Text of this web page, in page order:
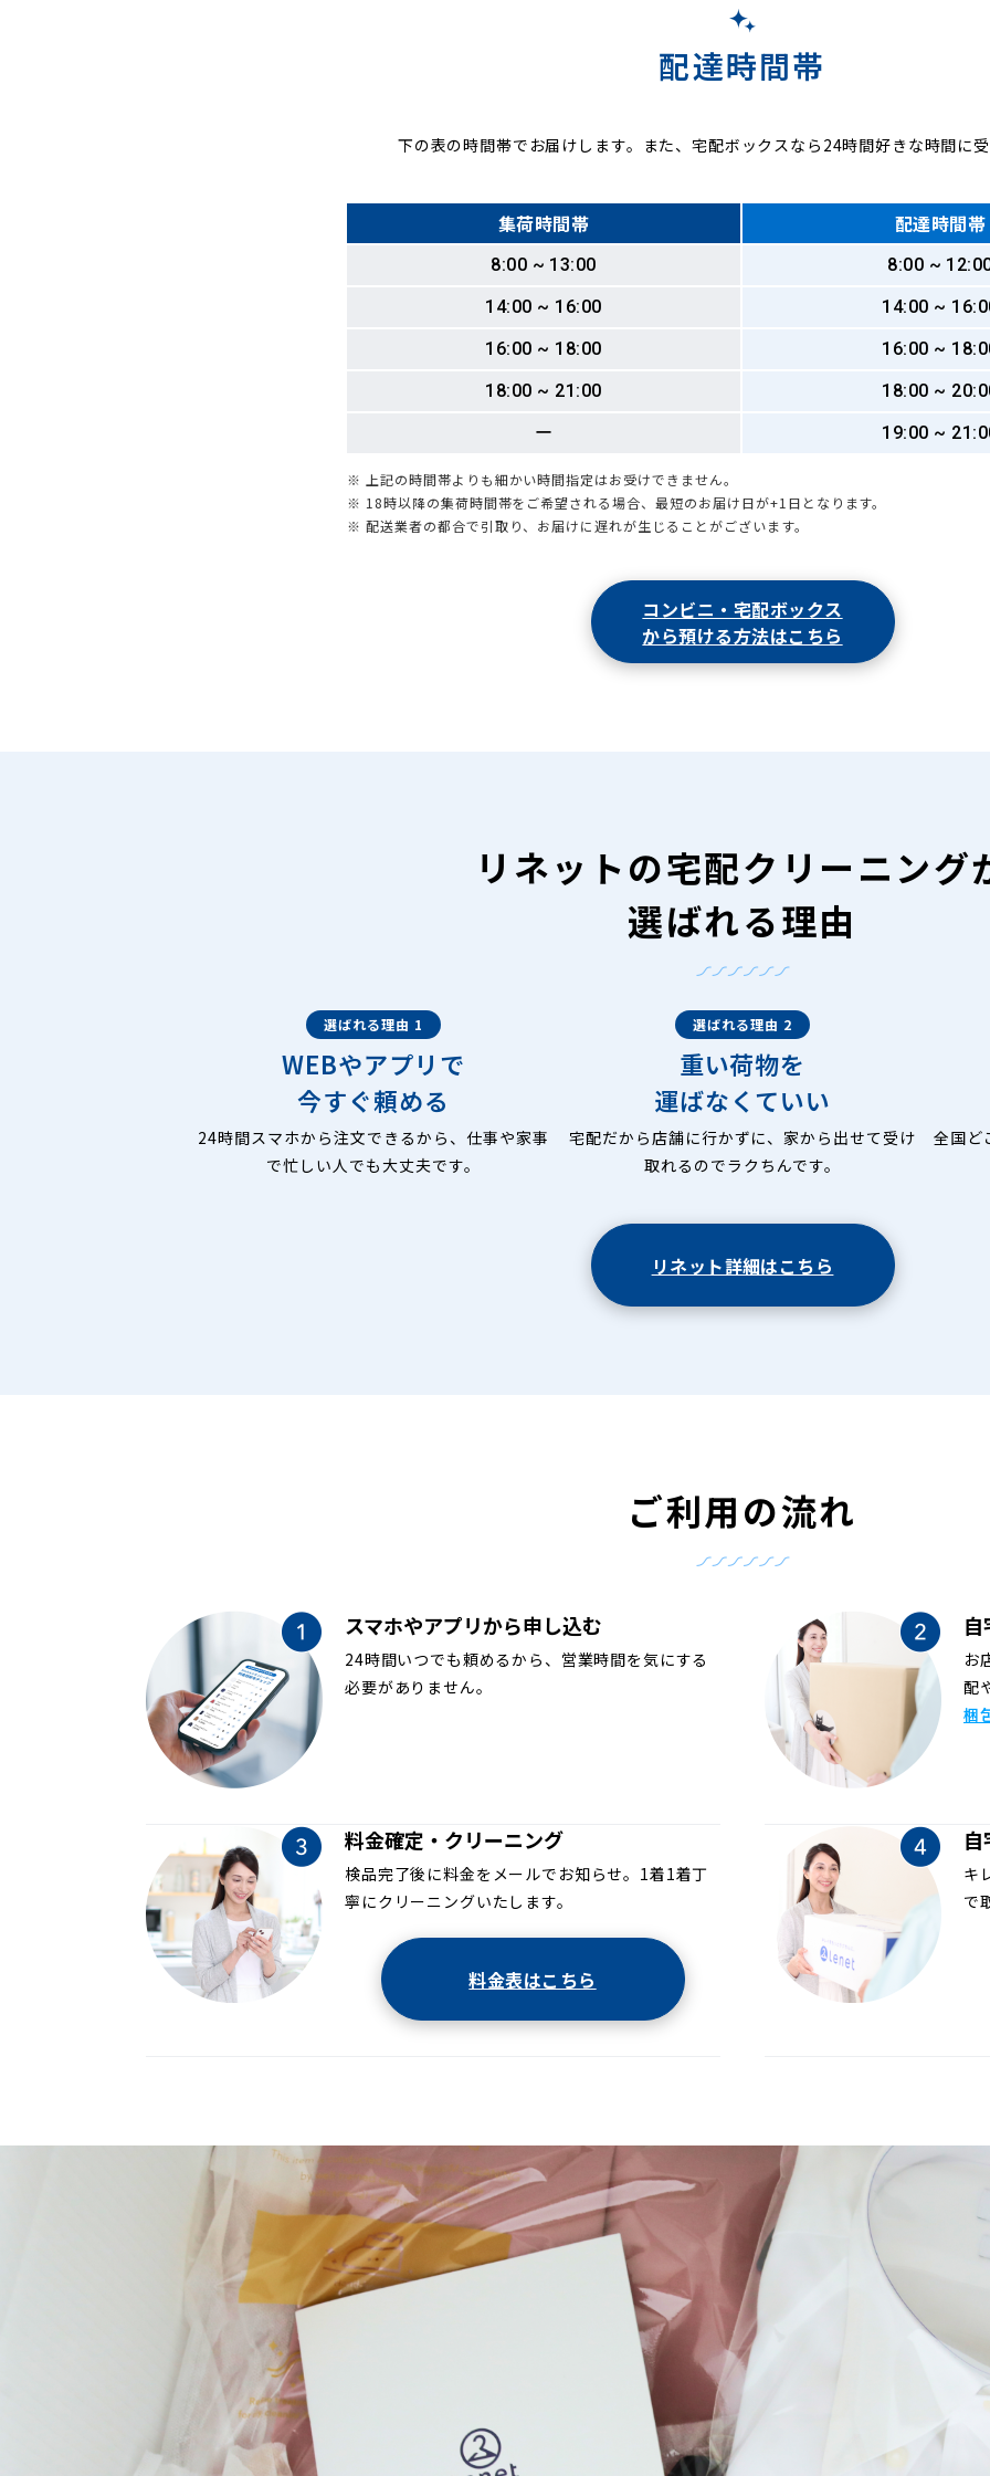
配達時間帯
下の表の時間帯でお届けします。また、宅配ボックスなら24時間好きな時間に
集荷時間帯 配達時間帯
8:00 ~ 13:00
8:00 ~
14:00 ~ 16:00
14:00 ~
16:00 ~ 18:00
16:00 ~
18:00 ~ 21:00
18:00 ~
ー
19:00 ~
※ 上記の時間帯よりも細かい時間指定はお受けできません。
※ 18時以降の集荷時間帯をご希望される場合、最短のお届け日が+1日となります。
※ 配送業者の都合で引取り、お届けに遅れが生じることがございます。
コンビニ・宅配ボックス
から預ける方法はこちら
リネットの宅配クリーニング
選ばれる理由
選ばれる理由 1
WEBやアプリで
今すぐ頼める
24時間スマホから注文できるから、仕事や家事
で忙しい人でも大丈夫です。
選ばれる理由 2
重い荷物を
運ばなくていい
宅配だから店舗に行かずに、家から出せて受け
取れるのでラクちんです。
全国ど
リネット詳細はこちら
ご利用の流れ
スマホやアプリから申し込む
24時間いつでも頼めるから、営業時間を気にする
必要がありません。
お
配
梱
料金確定・クリーニング
検品完了後に料金をメールでお知らせ。1着1着丁
寧にクリーニングいたします。
料金表はこちら
キ
で